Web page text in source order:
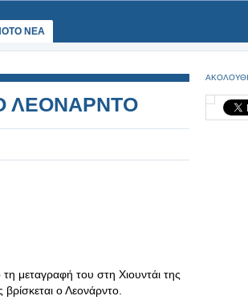
NEA
ΛΕΟΝΑΡΝΤΟ
μεταγραφή του στη Χιουντάι της
ο Λεονάρντο.